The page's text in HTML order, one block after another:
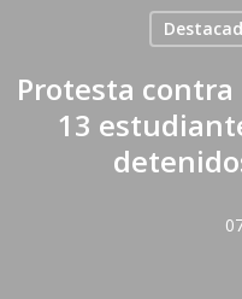
Protesta contra
13